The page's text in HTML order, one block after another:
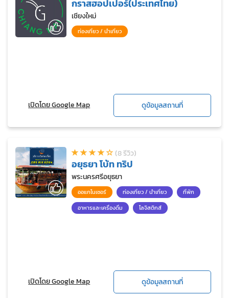
กราสฮอปเปอร์(ประเทศไทย)
เชียงใหม่
ท่องเที่ยว / นำเที่ยว
เปิดโดย Google Map ดูข้อมูลสถานที่
(8 รีวิว)
อยุธยา โบ้ท ทริป
พระนครศรีอยุธยา
ออแกไนเซอร์ ท่องเที่ยว / นำเที่ยว
ที่พัก
อาหารและเครื่องดื่ม
โลจิสติกส์
เปิดโดย Google Map ดูข้อมูลสถานที่